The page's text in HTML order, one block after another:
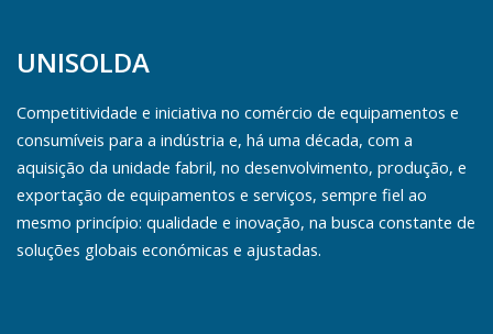
UNISOLDA
Competitividade e iniciativa no comércio de equipamentos e
consumíveis para a indústria e, há uma década, com a
aquisição da unidade fabril, no desenvolvimento, produção, e
exportação de equipamentos e serviços, sempre fiel ao
mesmo princípio: qualidade e inovação, na busca constante de
soluções globais económicas e ajustadas.